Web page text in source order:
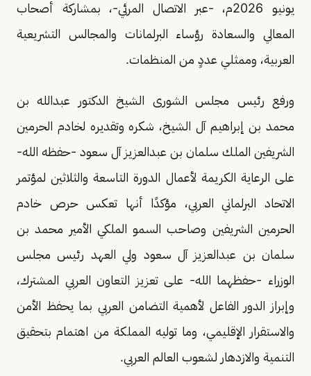
يونيو 2026م، -عبر الاتصال المرئي-، بمشاركة أصحاب
المعالي والسعادة رؤساء البرلمانات والمجالس التشريعية
العربية، وممثلي عددٍ من المنظمات.
ورفع رئيس مجلس الشورى الشيخ الدكتور عبدالله بن
محمد بن إبراهيم آل الشيخ، شكره وتقديره لخادم الحرمين
الشريفين الملك سلمان بن عبدالعزيز آل سعود -حفظه الله-
على الرعاية الكريمة لأعمال الدورة التاسعة والثلاثين لمؤتمر
الاتحاد البرلماني العربي، مؤكدًا أنها تعكس حرص خادم
الحرمين الشريفين وصاحب السمو الملكي الأمير محمد بن
سلمان بن عبدالعزيز آل سعود ولي العهد رئيس مجلس
الوزراء -حفظهما الله- على تعزيز التعاون العربي المشترك،
وإبراز الدور الفاعل لأهمية التضامن العربي بما يحفظ الأمن
والاستقرار الإقليمي، وما توليه المملكة من اهتمام بتحقيق
التنمية والازدهار لشعوب العالم العربي.